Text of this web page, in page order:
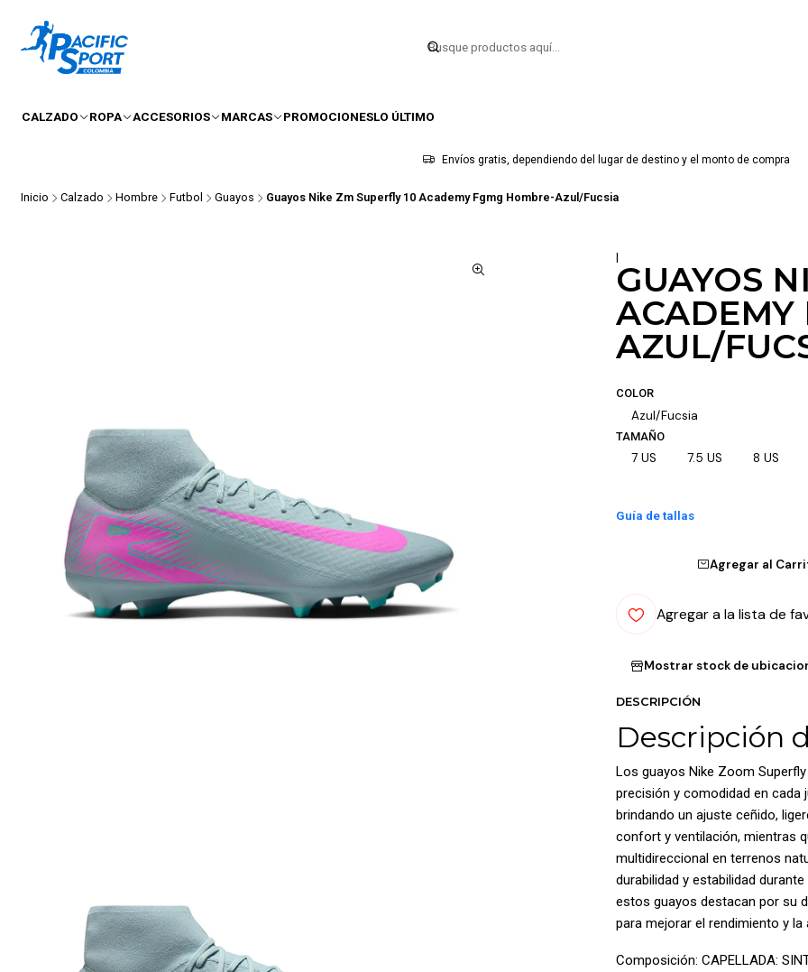
CALZADO ROPA ACCESORIOS MARCAS PROMOCIONESLO ÚLTIMO
Envíos gratis, dependiendo del lugar de destino y el monto de compra
Inicio Calzado Hombre Futbol Guayos Guayos Nike Zm Superfly 10 Academy Fgmg Hombre-Azul/Fucsia
|
GUAYOS
ACADEMY
AZUL/
COLOR
Azul/Fucsia
TAMAÑO
7 US 7.5 US 8 US
Guía de tallas
Agregar al
Agregar a la lista de
Mostrar stock de
DESCRIPCIÓN
Descripción
Los guayos Nike Zoom
precisión y comodidad en cada
brindando un ajuste ceñido,
confort y ventilación, mientras
multidireccional en terrenos
durabilidad y estabilidad
estos guayos destacan por su
para mejorar el rendimiento y la
Composición: CAPELLADA: